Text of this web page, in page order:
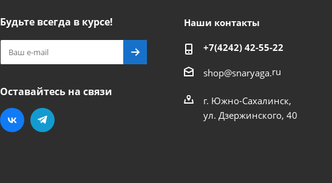
Будьте всегда в курсе!
Оставайтесь на связи
Наши контакты
+7(4242) 42-55-22
shop@snaryaga.ru
г. Южно-Сахалинск,
ул. Дзержинского, 40